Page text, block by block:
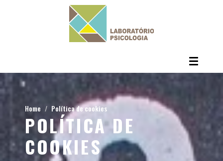
Home Política de cookies
POLÍTICA DE
COOKIES